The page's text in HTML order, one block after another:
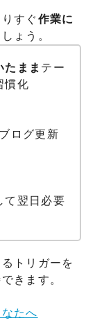
すぐ作業に
ょう。
たまま テー
慣化
ログ更新
て翌日必要
トリガーを
きます。
たへ